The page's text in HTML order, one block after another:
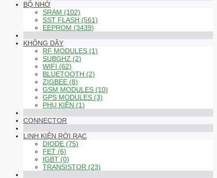
BỘ NHỚ
SRAM (102)
SST FLASH (561)
EEPROM (3439)
KHÔNG DÂY
RF MODULES (1)
SUBGHZ (2)
WIFI (62)
BLUETOOTH (2)
ZIGBEE (8)
GSM MODULES (10)
GPS MODULES (3)
PHỤ KIỆN (1)
CONNECTOR
LINH KIỆN RỜI RẠC
DIODE (75)
FET (6)
IGBT (0)
TRANSISTOR (23)